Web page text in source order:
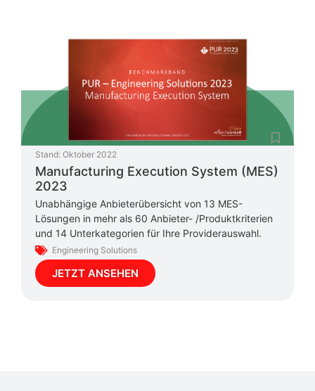
Stand: Oktober 2022
Manufacturing Execution System (MES)
2023
Unabhängige Anbieterübersicht von 13 MES-
Lösungen in mehr als 60 Anbieter- /Produktkriterien
und 14 Unterkategorien für Ihre Providerauswahl.
Engineering Solutions
JETZT ANSEHEN